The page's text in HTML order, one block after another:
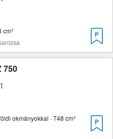
cm³
750
okmányokkal · 748 cm³